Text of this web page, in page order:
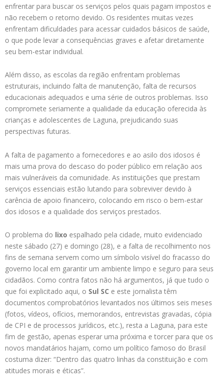
enfrentar para buscar os serviços pelos quais pagam impostos e
não recebem o retorno devido. Os residentes muitas vezes
enfrentam dificuldades para acessar cuidados básicos de saúde,
o que pode levar a consequências graves e afetar diretamente
seu bem-estar individual.
Além disso, as escolas da região enfrentam problemas
estruturais, incluindo falta de manutenção, falta de recursos
educacionais adequados e uma série de outros problemas. Isso
compromete seriamente a qualidade da educação oferecida às
crianças e adolescentes de Laguna, prejudicando suas
perspectivas futuras.
A falta de pagamento a fornecedores e ao asilo dos idosos é
mais uma prova do descaso do poder público em relação aos
mais vulneráveis da comunidade. As instituições que prestam
serviços essenciais estão lutando para sobreviver devido à
carência de apoio financeiro, colocando em risco o bem-estar
dos idosos e a qualidade dos serviços prestados.
O problema do lixo espalhado pela cidade, muito evidenciado
neste sábado (27) e domingo (28), e a falta de recolhimento nos
fins de semana servem como um símbolo visível do fracasso do
governo local em garantir um ambiente limpo e seguro para seus
cidadãos. Como contra fatos não há argumentos, já que tudo o
que foi explicitado aqui, o Sul SC e este jornalista têm
documentos comprobatórios levantados nos últimos seis meses
(fotos, vídeos, ofícios, memorandos, entrevistas gravadas, cópia
de CPI e de processos jurídicos, etc.), resta a Laguna, para este
fim de gestão, apenas esperar uma próxima e torcer para que os
novos mandatários hajam, como um político famoso do Brasil
costuma dizer: “Dentro das quatro linhas da constituição e com
atitudes morais e éticas”.